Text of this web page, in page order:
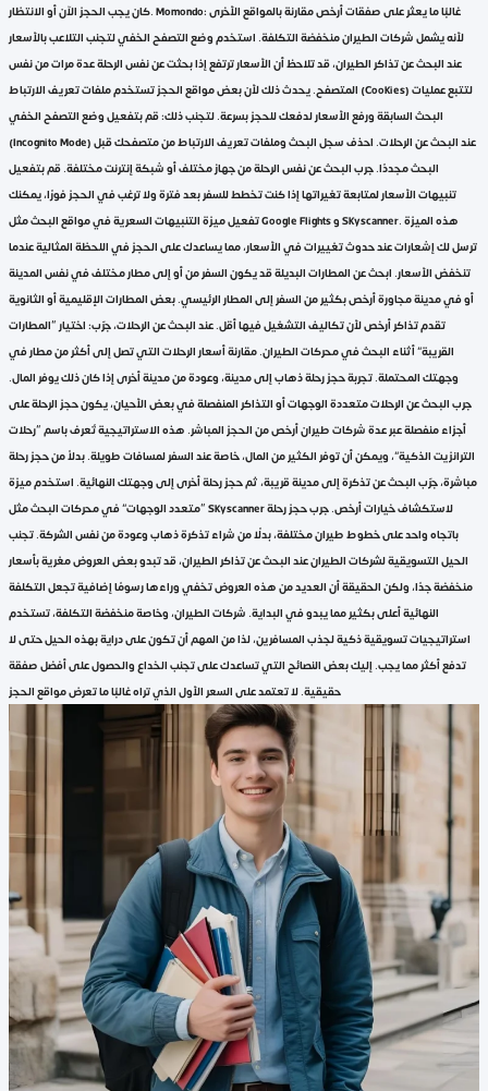
كان يجب الحجز الآن أو الانتظار. Momondo: غالبًا ما يعثر على صفقات أرخص مقارنة بالمواقع الأخرى
لأنه يشمل شركات الطيران منخفضة التكلفة. استخدم وضع التصفح الخفي لتجنب التلاعب بالأسعار
عند البحث عن تذاكر الطيران، قد تلاحظ أن الأسعار ترتفع إذا بحثت عن نفس الرحلة عدة مرات من نفس
المتصفح. يحدث ذلك لأن بعض مواقع الحجز تستخدم ملفات تعريف الارتباط (Cookies) لتتبع عمليات
البحث السابقة ورفع الأسعار لدفعك للحجز بسرعة. لتجنب ذلك: قم بتفعيل وضع التصفح الخفي
(Incognito Mode) عند البحث عن الرحلات. احذف سجل البحث وملفات تعريف الارتباط من متصفحك قبل
البحث مجددًا. جرب البحث عن نفس الرحلة من جهاز مختلف أو شبكة إنترنت مختلفة. قم بتفعيل
تنبيهات الأسعار لمتابعة تغيراتها إذا كنت تخطط للسفر بعد فترة ولا ترغب في الحجز فورًا، يمكنك
تفعيل ميزة التنبيهات السعرية في مواقع البحث مثل Google Flights و Skyscanner. هذه الميزة
ترسل لك إشعارات عند حدوث تغييرات في الأسعار، مما يساعدك على الحجز في اللحظة المثالية عندما
تنخفض الأسعار. ابحث عن المطارات البديلة قد يكون السفر من أو إلى مطار مختلف في نفس المدينة
أو في مدينة مجاورة أرخص بكثير من السفر إلى المطار الرئيسي. بعض المطارات الإقليمية أو الثانوية
تقدم تذاكر أرخص لأن تكاليف التشغيل فيها أقل. عند البحث عن الرحلات، جرّب: اختيار “المطارات
القريبة” أثناء البحث في محركات الطيران. مقارنة أسعار الرحلات التي تصل إلى أكثر من مطار في
وجهتك المحتملة. تجربة حجز رحلة ذهاب إلى مدينة، وعودة من مدينة أخرى إذا كان ذلك يوفر المال.
جرب البحث عن الرحلات متعددة الوجهات أو التذاكر المنفصلة في بعض الأحيان، يكون حجز الرحلة على
أجزاء منفصلة عبر عدة شركات طيران أرخص من الحجز المباشر. هذه الاستراتيجية تُعرف باسم “رحلات
الترانزيت الذكية”، ويمكن أن توفر الكثير من المال، خاصة عند السفر لمسافات طويلة. بدلاً من حجز رحلة
مباشرة، جرّب البحث عن تذكرة إلى مدينة قريبة، ثم حجز رحلة أخرى إلى وجهتك النهائية. استخدم ميزة
“متعدد الوجهات” في محركات البحث مثل Skyscanner لاستكشاف خيارات أرخص. جرب حجز رحلة
باتجاه واحد على خطوط طيران مختلفة، بدلًا من شراء تذكرة ذهاب وعودة من نفس الشركة. تجنب
الحيل التسويقية لشركات الطيران عند البحث عن تذاكر الطيران، قد تبدو بعض العروض مغرية بأسعار
منخفضة جدًا، ولكن الحقيقة أن العديد من هذه العروض تخفي وراءها رسومًا إضافية تجعل التكلفة
النهائية أعلى بكثير مما يبدو في البداية. شركات الطيران، وخاصة منخفضة التكلفة، تستخدم
استراتيجيات تسويقية ذكية لجذب المسافرين، لذا من المهم أن تكون على دراية بهذه الحيل حتى لا
تدفع أكثر مما يجب. إليك بعض النصائح التي تساعدك على تجنب الخداع والحصول على أفضل صفقة
حقيقية. لا تعتمد على السعر الأول الذي تراه غالبًا ما تعرض مواقع الحجز